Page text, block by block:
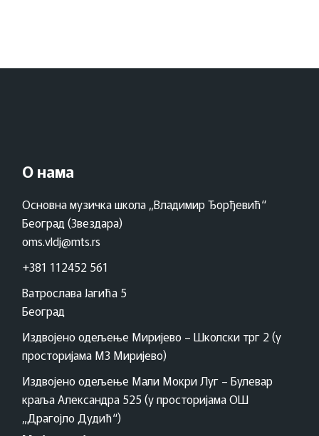
О нама
Основна музичка школа „Владимир Ђорђевић“
Београд (Звездара)
oms.vldj@mts.rs
+381 112452 561
Ватрослава Јагића 5
Београд
Издвојено одељење Миријево – Школски трг 2 (у
просторијама МЗ Миријево)
Издвојено одељење Мали Мокри Луг – Булевар
краља Александра 525 (у просторијама ОШ
„Драгојло Дудић“)